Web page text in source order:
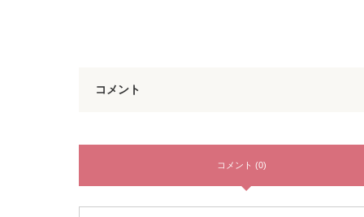
コメント
コメント (0)